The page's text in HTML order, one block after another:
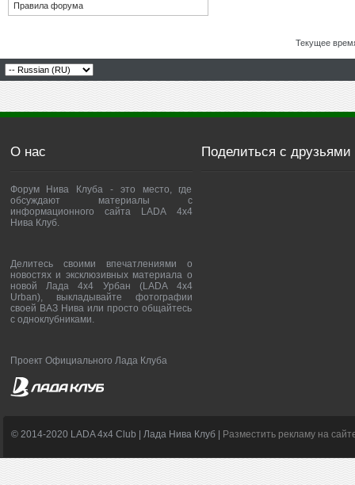
Правила форума
Текущее
О нас
Форум Нива Клуба - это место, где
обсуждают материалы с
информационного сайта LADA 4x4
Нива Клуб.
Делитесь своими впечатлениями о
новостях и эксклюзивных материала о
новой Лада 4х4 Урбан (LADA 4x4
Urban), выкладывайте фотографии
своей ВАЗ Нива или просто общайтесь
с одноклубниками.
Проект Официального Лада Клуба
Поделиться с друзьями
© 2014-2020 LADA 4x4 Club | Лада Нива Клуб | Разместить рекламу на